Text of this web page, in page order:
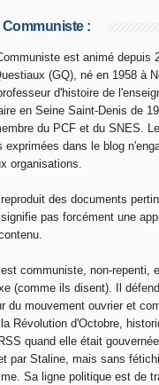
Unis: LES
Communiste :
est animé depuis
(GQ), né en 1958 à
d'histoire de
en Seine Saint-Denis de
du PCF et du SNES.
exprimées dans le blog
organisations.
des documents
pas forcément une
est communiste, non-repenti,
(comme ils disent). Il défend
du mouvement ouvrier et
Révolution d'Octobre,
quand elle était
par Staline, mais sans
Sa ligne politique est de